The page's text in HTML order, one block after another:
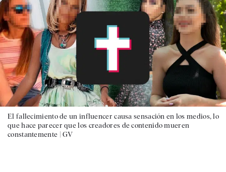
El fallecimiento de un influencer causa sensación en los medios, lo
que hace parecer que los creadores de contenido mueren
constantemente |GV